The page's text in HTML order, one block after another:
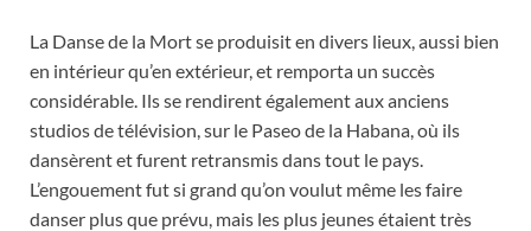
La Danse de la Mort se produisit en divers lieux, aussi bien
en intérieur qu’en extérieur, et remporta un succès
considérable. Ils se rendirent également aux anciens
studios de télévision, sur le Paseo de la Habana, où ils
dansèrent et furent retransmis dans tout le pays.
L’engouement fut si grand qu’on voulut même les faire
danser plus que prévu, mais les plus jeunes étaient très